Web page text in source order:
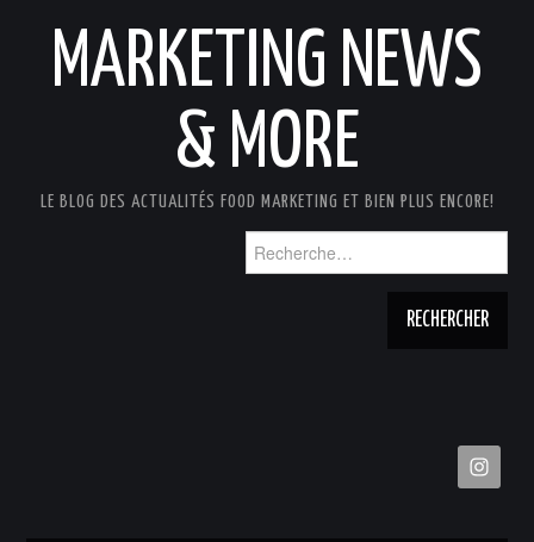
MARKETING NEWS
& MORE
LE BLOG DES ACTUALITÉS FOOD MARKETING ET BIEN PLUS ENCORE!